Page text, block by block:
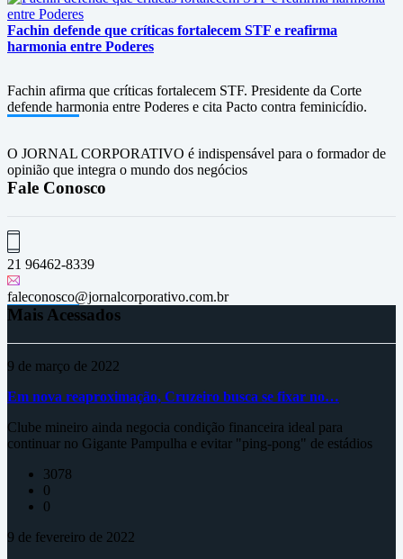
Fachin defende que críticas fortalecem STF e reafirma
harmonia entre Poderes
Fachin afirma que críticas fortalecem STF. Presidente da Corte
defende harmonia entre Poderes e cita Pacto contra feminicídio.
O JORNAL CORPORATIVO é indispensável para o formador de
opinião que integra o mundo dos negócios
Fale Conosco
21 96462-8339
faleconosco@jornalcorporativo.com.br
Mais Acessados
9 de março de 2022
Em nova reaproximação, Cruzeiro busca se fixar no…
Clube mineiro ainda negocia condição financeira ideal para
continuar no Gigante Pampulha e evitar "ping-pong" de estádios
3078
0
0
9 de fevereiro de 2022